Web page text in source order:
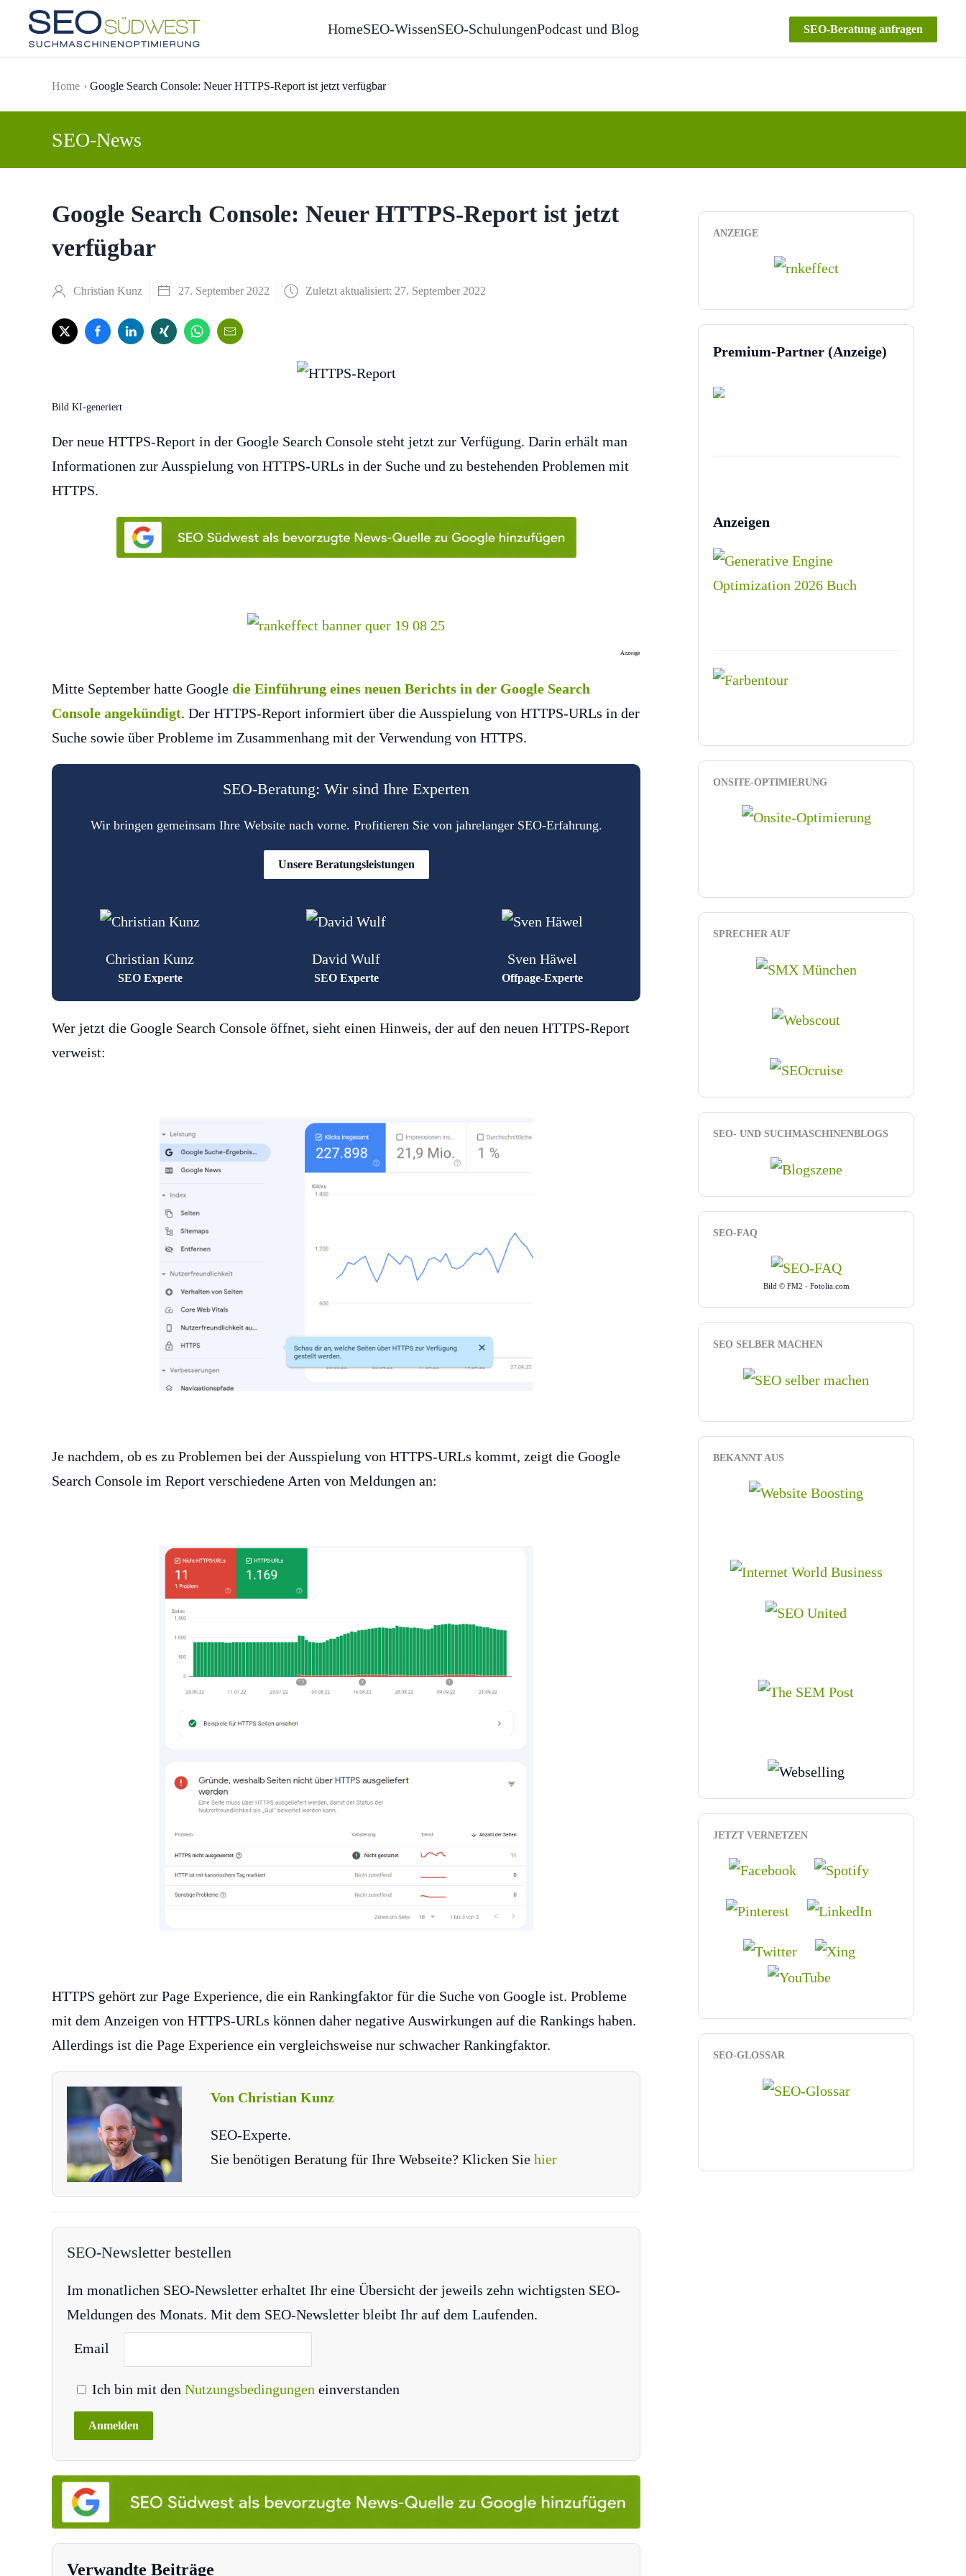
Skip to main content
HomeSEO-WissenSEO-SchulungenPodcast und Blog SEO-Beratung anfragen
Home Google Search Console: Neuer HTTPS-Report ist jetzt verfügbar
SEO-News
Google Search Console: Neuer HTTPS-Report ist jetzt
verfügbar
Christian Kunz 27. September 2022 Zuletzt aktualisiert: 27. September 2022
Bild KI-generiert
Der neue HTTPS-Report in der Google Search Console steht jetzt zur Verfügung. Darin erhält man
Informationen zur Ausspielung von HTTPS-URLs in der Suche und zu bestehenden Problemen mit
HTTPS.
Anzeige
Mitte September hatte Google die Einführung eines neuen Berichts in der Google Search
Console angekündigt. Der HTTPS-Report informiert über die Ausspielung von HTTPS-URLs in der
Suche sowie über Probleme im Zusammenhang mit der Verwendung von HTTPS.
SEO-Beratung: Wir sind Ihre Experten
Wir bringen gemeinsam Ihre Website nach vorne. Profitieren Sie von jahrelanger SEO-Erfahrung.
Unsere Beratungsleistungen
Christian Kunz
SEO Experte
David Wulf
SEO Experte
Sven Häwel
Offpage-Experte
Wer jetzt die Google Search Console öffnet, sieht einen Hinweis, der auf den neuen HTTPS-Report
verweist:
Je nachdem, ob es zu Problemen bei der Ausspielung von HTTPS-URLs kommt, zeigt die Google
Search Console im Report verschiedene Arten von Meldungen an:
HTTPS gehört zur Page Experience, die ein Rankingfaktor für die Suche von Google ist. Probleme
mit dem Anzeigen von HTTPS-URLs können daher negative Auswirkungen auf die Rankings haben.
Allerdings ist die Page Experience ein vergleichsweise nur schwacher Rankingfaktor.
Von Christian Kunz
SEO-Experte.
Sie benötigen Beratung für Ihre Webseite? Klicken Sie hier
SEO-Newsletter bestellen
Im monatlichen SEO-Newsletter erhaltet Ihr eine Übersicht der jeweils zehn wichtigsten SEO-
Meldungen des Monats. Mit dem SEO-Newsletter bleibt Ihr auf dem Laufenden.
Email
Ich bin mit den Nutzungsbedingungen einverstanden
Verwandte Beiträge
ANZEIGE
Premium-Partner (Anzeige)
Anzeigen
ONSITE-OPTIMIERUNG
SPRECHER AUF
SEO- UND SUCHMASCHINENBLOGS
SEO-FAQ
Bild © FM2 - Fotolia.com
SEO SELBER MACHEN
BEKANNT AUS
JETZT VERNETZEN
SEO-GLOSSAR